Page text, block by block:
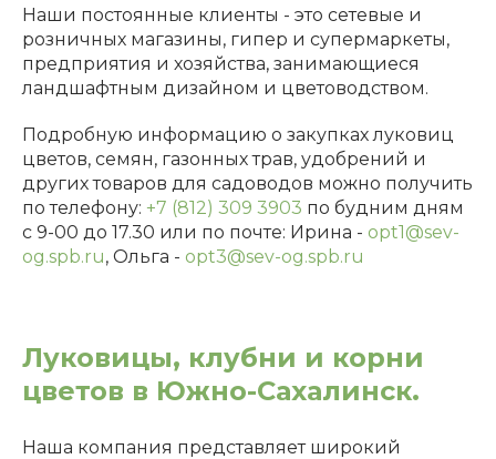
Наши постоянные клиенты - это сетевые и
розничных магазины, гипер и супермаркеты,
предприятия и хозяйства, занимающиеся
ландшафтным дизайном и цветоводством.
Подробную информацию о закупках луковиц
цветов, семян, газонных трав, удобрений и
других товаров для садоводов можно получить
по телефону: +7 (812) 309 3903 по будним дням
с 9-00 до 17.30 или по почте: Ирина - opt1@sev-
og.spb.ru, Ольга - opt3@sev-og.spb.ru
Луковицы, клубни и корни
цветов в Южно-Сахалинск.
Наша компания представляет широкий